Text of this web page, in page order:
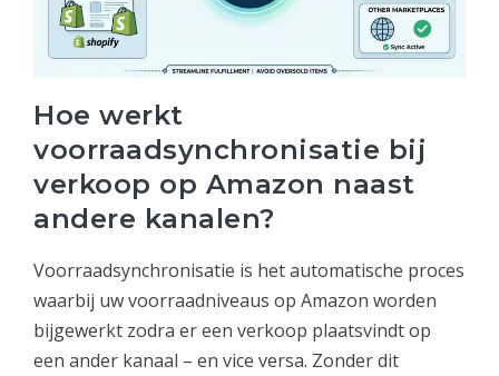
Hoe werkt
voorraadsynchronisatie bij
verkoop op Amazon naast
andere kanalen?
Voorraadsynchronisatie is het automatische proces
waarbij uw voorraadniveaus op Amazon worden
bijgewerkt zodra er een verkoop plaatsvindt op
een ander kanaal – en vice versa. Zonder dit